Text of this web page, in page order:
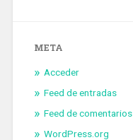
META
Acceder
Feed de entradas
Feed de comentarios
WordPress.org